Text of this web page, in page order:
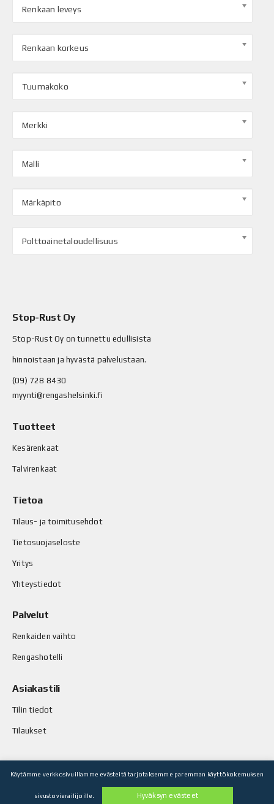
Renkaan leveys
Renkaan korkeus
Tuumakoko
Merkki
Malli
Märkäpito
Polttoainetaloudellisuus
Stop-Rust Oy
Stop-Rust Oy on tunnettu edullisista
hinnoistaan ja hyvästä palvelustaan.
(09) 728 8430
myynti@rengashelsinki.fi
Tuotteet
Kesärenkaat
Talvirenkaat
Tietoa
Tilaus- ja toimitusehdot
Tietosuojaseloste
Yritys
Yhteystiedot
Palvelut
Renkaiden vaihto
Rengashotelli
Asiakastili
Tilin tiedot
Tilaukset
© Stop-Rust Oy. Kaikki oikeudet pidätetään.
Käytämme verkkosivuillamme evästeitä tarjotaksemme paremman käyttökokemuksen
sivustovierailijoille. Hyväksyn evästeet